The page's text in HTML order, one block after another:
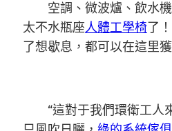
空調、微波爐、飲水機
太不水瓶座人體工學椅了
了想歇息，都可以在這里
“這對于我們環衛工人